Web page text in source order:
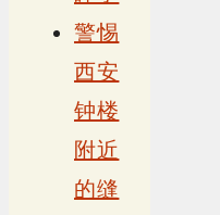
警惕
西安
钟楼
附近
的缝